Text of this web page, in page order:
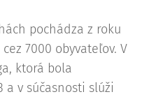
pochádza z roku
7000 obyvateľov. V
ktorá bola
a v súčasnosti slúži